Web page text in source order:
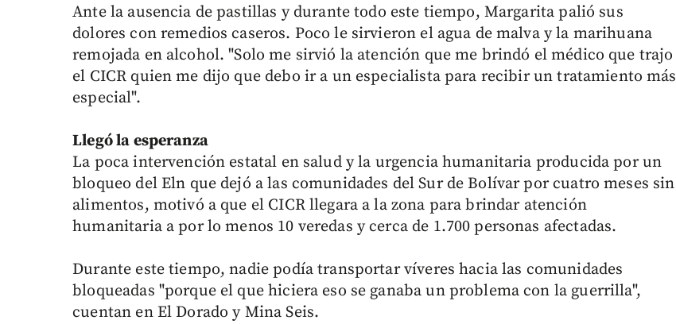
Ante la ausencia de pastillas y durante todo este tiempo, Margarita palió sus
dolores con remedios caseros. Poco le sirvieron el agua de malva y la marihuana
remojada en alcohol. "Solo me sirvió la atención que me brindó el médico que trajo
el CICR quien me dijo que debo ir a un especialista para recibir un tratamiento más
especial".
Llegó la esperanza
La poca intervención estatal en salud y la urgencia humanitaria producida por un
bloqueo del Eln que dejó a las comunidades del Sur de Bolívar por cuatro meses sin
alimentos, motivó a que el CICR llegara a la zona para brindar atención
humanitaria a por lo menos 10 veredas y cerca de 1.700 personas afectadas.
Durante este tiempo, nadie podía transportar víveres hacia las comunidades
bloqueadas "porque el que hiciera eso se ganaba un problema con la guerrilla",
cuentan en El Dorado y Mina Seis.